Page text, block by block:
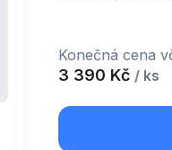
Konečná cena
3 390 Kč / ks